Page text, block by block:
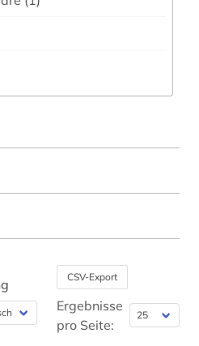
CSV-Export
Ergebnisse
pro Seite: